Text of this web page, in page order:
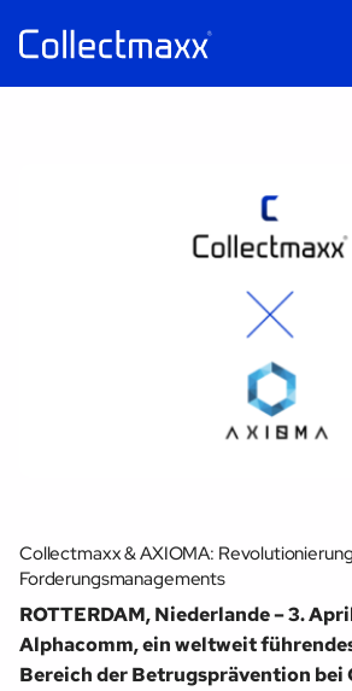
Collectmaxx & AXIOMA:
Forderungsmanagements
ROTTERDAM, Niederlande – 3.
Alphacomm, ein weltweit
Bereich der Betrugsprävention bei